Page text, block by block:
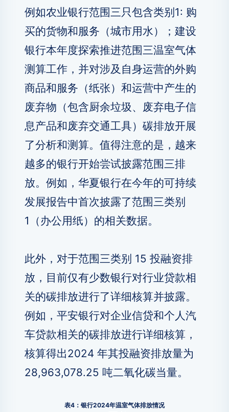
例如农业银行范围三只包含类别1: 购
买的货物和服务（城市用水）；建设
银行本年度探索推进范围三温室气体
测算工作，并对涉及自身运营的外购
商品和服务（纸张）和运营中产生的
废弃物（包含厨余垃圾、废弃电子信
息产品和废弃交通工具）碳排放开展
了分析和测算。值得注意的是，越来
越多的银行开始尝试披露范围三排
放。例如，华夏银行在今年的可持续
发展报告中首次披露了范围三类别
1（办公用纸）的相关数据。
此外，对于范围三类别 15 投融资排
放，目前仅有少数银行对行业贷款相
关的碳排放进行了详细核算并披露。
例如，平安银行对企业信贷和个人汽
车贷款相关的碳排放进行详细核算，
核算得出2024 年其投融资排放量为
28,963,078.25 吨二氧化碳当量。
表4：银行2024年温室气体排放情况